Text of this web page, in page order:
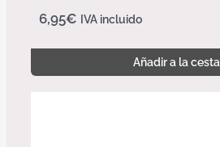
6,95€ IVA incluido
Añadir a la cesta